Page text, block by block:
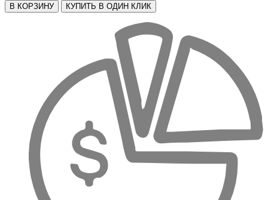
В КОРЗИНУ КУПИТЬ В ОДИН КЛИК